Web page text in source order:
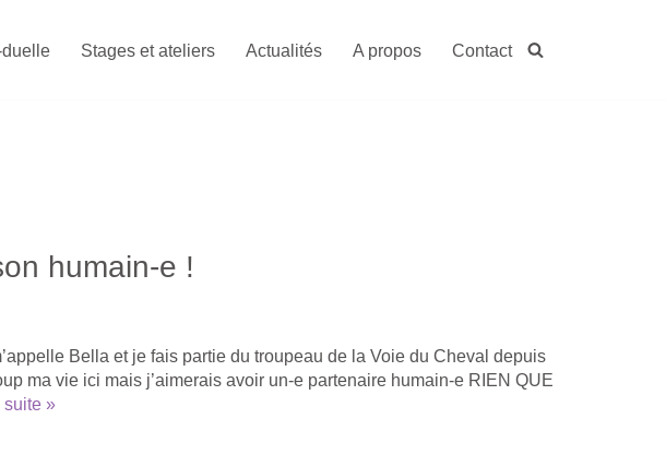
Stages et ateliers Actualités A propos Contact
humain-e !
Bella et je fais partie du troupeau de la Voie du Cheval depuis
ma vie ici mais j’aimerais avoir un-e partenaire humain-e RIEN QUE
suite »